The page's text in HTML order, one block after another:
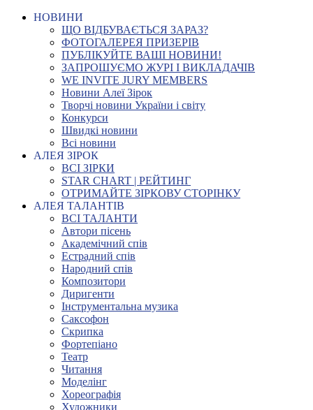
НОВИНИ
ЩО ВІДБУВАЄТЬСЯ ЗАРАЗ?
ФОТОГАЛЕРЕЯ ПРИЗЕРІВ
ПУБЛІКУЙТЕ ВАШІ НОВИНИ!
ЗАПРОШУЄМО ЖУРІ І ВИКЛАДАЧІВ
WE INVITE JURY MEMBERS
Новини Алеї Зірок
Творчі новини України і світу
Конкурси
Швидкі новини
Всі новини
АЛЕЯ ЗІРОК
ВСІ ЗІРКИ
STAR CHART | РЕЙТИНГ
ОТРИМАЙТЕ ЗІРКОВУ СТОРІНКУ
АЛЕЯ ТАЛАНТІВ
ВСІ ТАЛАНТИ
Автори пісень
Академічний спів
Естрадний спів
Народний спів
Композитори
Диригенти
Інструментальна музика
Саксофон
Скрипка
Фортепіано
Театр
Читання
Моделінг
Хореографія
Художники